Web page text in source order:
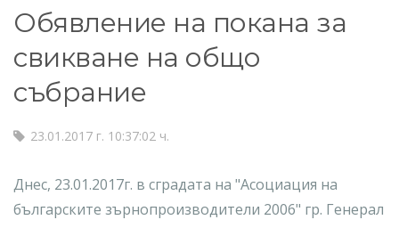
Обявление на покана за
свикване на общо
събрание
23.01.2017 г. 10:37:02 ч.
Днес, 23.01.2017г. в сградата на "Асоциация на
българските зърнопроизводители 2006" гр. Генерал